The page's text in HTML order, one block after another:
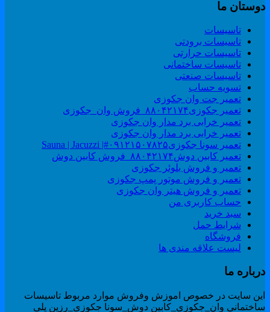
ما
تاسیسات
تاسیسات برودتی
تاسیسات حرارتی
تاسیسات ساختمانی
تاسیسات صنعتی
تسویه حساب
تعمیر جت وان جکوزی
تعمیر جکوزی۸۸۰۴۲۱۷۴_فروش وان_جکوزی
تعمیر خرابی برد مدار وان جکوزی
تعمیر خرابی برد مدار وان جکوزی
تعمیر سونا جکوزی۰۹۱۲۱۵۰۷۸۲۵#| Sauna | Jacuzzi
تعمیر کابین دوش۸۸۰۴۲۱۷۴_فروش کابین دوش
تعمیر و فروش بلوئر جکوزی
تعمیر و فروش موتور پمپ جکوزی
تعمیر و فروش هیتر وان جکوزی
حساب کاربری من
سبد خرید
شرایط حمل
فروشگاه
لیست علاقه مندی ها
ما
سایت در خصوص اموزش وفروش موارد مربوط تاسیسات
وان_جکوزی_کابین دوش_سونا جکوزی_رزین پلی